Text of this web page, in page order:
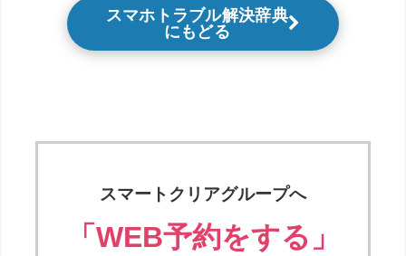
スマホトラブル解決辞典
にもどる
スマートクリアグループへ
「WEB予約をする」